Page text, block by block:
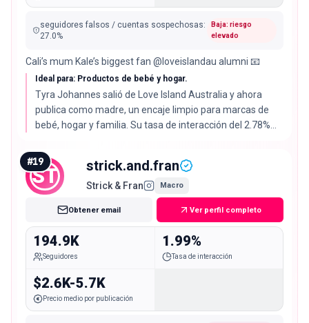
seguidores falsos / cuentas sospechosas:
27.0%
Baja: riesgo
elevado
Cali’s mum Kale’s biggest fan @loveislandau alumni 📧
Ideal para: Productos de bebé y hogar.
Tyra Johannes salió de Love Island Australia y ahora
publica como madre, un encaje limpio para marcas de
bebé, hogar y familia. Su tasa de interacción del 2.78%
ST
#19 strick.and.fran
Strick & Fran Macro
Obtener email Ver perfil completo
194.9K
Seguidores
1.99%
Tasa de interacción
$2.6K-5.7K
Precio medio por publicación